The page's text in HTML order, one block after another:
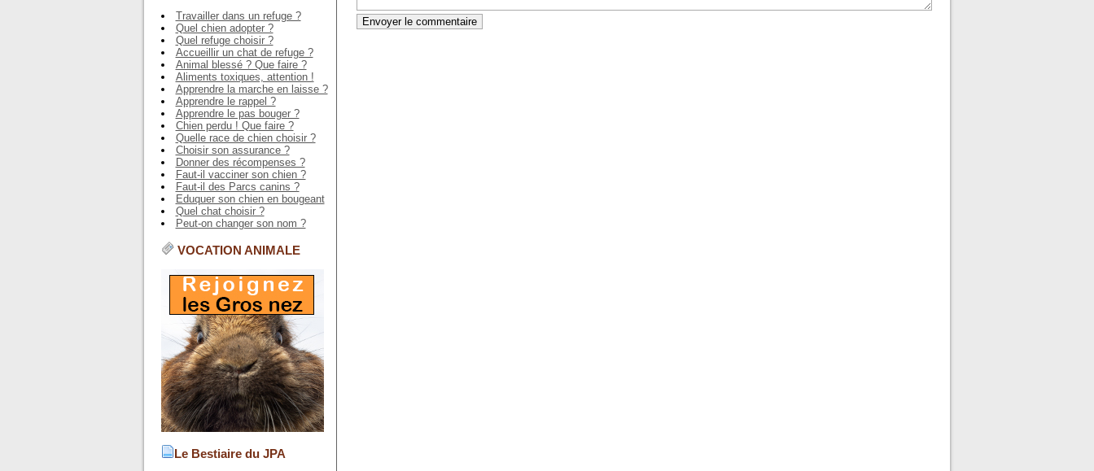
Travailler dans un refuge ?
Quel chien adopter ?
Quel refuge choisir ?
Accueillir un chat de refuge ?
Animal blessé ? Que faire ?
Aliments toxiques, attention !
Apprendre la marche en laisse ?
Apprendre le rappel ?
Apprendre le pas bouger ?
Chien perdu ! Que faire ?
Quelle race de chien choisir ?
Choisir son assurance ?
Donner des récompenses ?
Faut-il vacciner son chien ?
Faut-il des Parcs canins ?
Eduquer son chien en bougeant
Quel chat choisir ?
Peut-on changer son nom ?
VOCATION ANIMALE
Le Bestiaire du JPA